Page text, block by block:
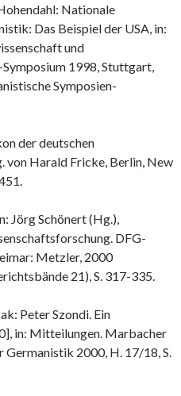
Nationale
Das Beispiel der USA, in:
und
1998, Stuttgart,
Symposien-
der deutschen
von Harald Fricke, Berlin, New
Jörg Schönert (Hg.),
DFG-
Metzler, 2000
21), S. 317-335.
Peter Szondi. Ein
in: Mitteilungen. Marbacher
2000, H. 17/18, S.